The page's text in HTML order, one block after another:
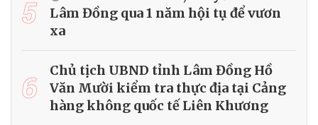
5
Lâm Đồng qua 1 năm hội tụ để vươn
xa
6
Chủ tịch UBND tỉnh Lâm Đồng Hồ
Văn Mười kiểm tra thực địa tại Cảng
hàng không quốc tế Liên Khương